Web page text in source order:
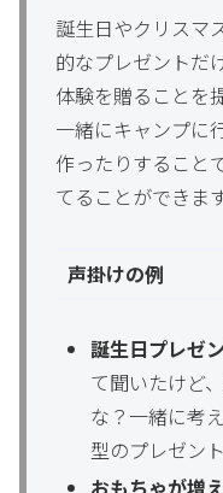
誕生日やクリスマ
的なプレゼントだ
体験を贈ることを
一緒にキャンプに
作ったりすること
てることができます
声掛けの例
誕生日プレゼ
て聞いたけど
な？一緒に考
型のプレゼン
おもちゃが増